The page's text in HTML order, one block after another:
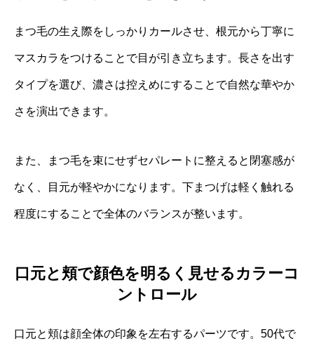
まつ毛の生え際をしっかりカールさせ、根元から丁寧に
マスカラをつけることで目が引き立ちます。長さを出す
タイプを選び、濃さは控えめにすることで自然な華やか
さを演出できます。
また、まつ毛を束にせずセパレートに整えると閉塞感が
なく、目元が軽やかになります。下まつげは軽く触れる
程度にすることで全体のバランスが整います。
口元と頬で顔色を明るく見せるカラーコ
ントロール
口元と頬は顔全体の印象を左右するパーツです。50代で